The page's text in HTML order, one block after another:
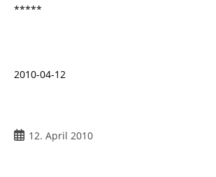
*****
2010-04-12
Beitrag12. April 2010